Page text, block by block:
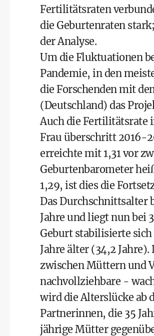
Fertilitätsraten
die Geburtenraten
der Analyse.
Um die Fluktuationen
Pandemie, in den
die Forschenden mit
(Deutschland) das
Auch die Fertilitätsrate
Frau überschritt 2016-
erreichte mit 1,31 vor
Geburtenbarometer
1,29, ist dies die
Das Durchschnittsalter
Jahre und liegt nun bei
Geburt stabilisierte sich
Jahre älter (34,2
zwischen Müttern und
nachvollziehbare -
wird die Alterslücke ab
Partnerinnen, die 35
jährige Mütter